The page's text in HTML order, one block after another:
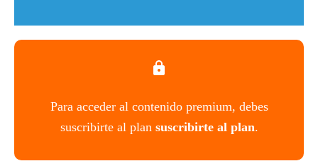
Para acceder al contenido premium, debes
suscribirte al plan suscribirte al plan.